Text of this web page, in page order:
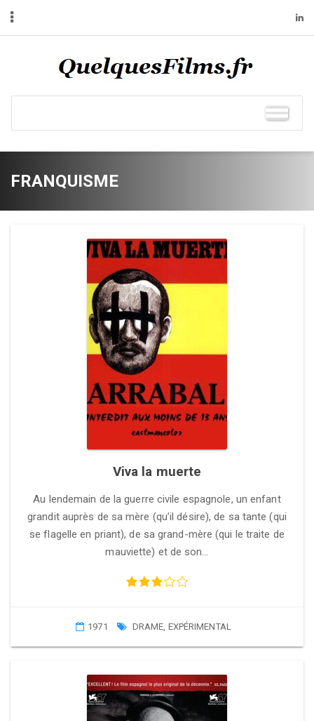
FRANQUISME
Viva la muerte
Au lendemain de la guerre civile espagnole, un enfant
grandit auprès de sa mère (qu’il désire), de sa tante (qui
se flagelle en priant), de sa grand-mère (qui le traite de
mauviette) et de son…
1971 DRAME, EXPÉRIMENTAL